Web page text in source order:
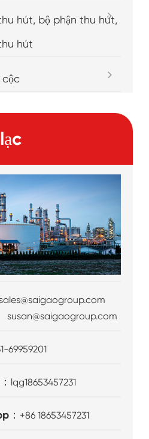
hút, bộ phận thu hút,
hút
cộc
susan@saigaogroup.com
69959201
lqg18653457231
： +86 18653457231